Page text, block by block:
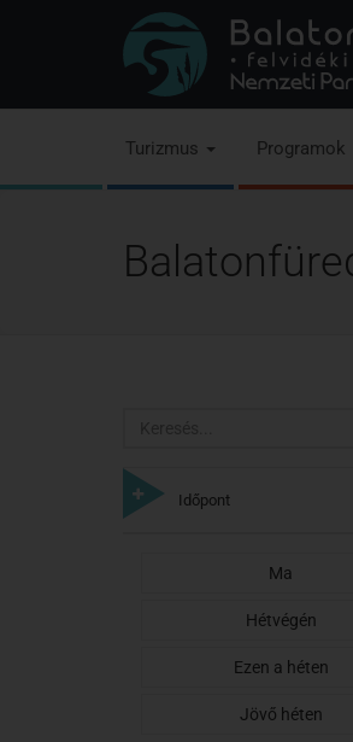
Turizmus Programok
Időpont
Ma
Hétvégén
Ezen a héten
Jövő héten